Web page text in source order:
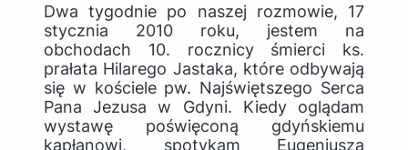
Dwa tygodnie po naszej rozmowie, 17
stycznia 2010 roku, jestem na
obchodach 10. rocznicy śmierci ks.
prałata Hilarego Jastaka, które odbywają
się w kościele pw. Najświętszego Serca
Pana Jezusa w Gdyni. Kiedy oglądam
wystawę poświęconą gdyńskiemu
kapłanowi, spotykam Eugeniusza